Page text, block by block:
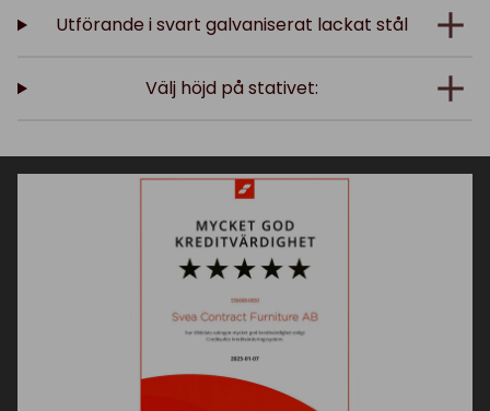
Utförande i svart galvaniserat lackat stål
Välj höjd på stativet: